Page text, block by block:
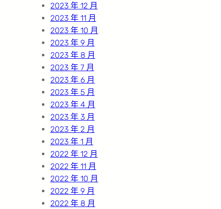
2023 年 12 月
2023 年 11 月
2023 年 10 月
2023 年 9 月
2023 年 8 月
2023 年 7 月
2023 年 6 月
2023 年 5 月
2023 年 4 月
2023 年 3 月
2023 年 2 月
2023 年 1 月
2022 年 12 月
2022 年 11 月
2022 年 10 月
2022 年 9 月
2022 年 8 月